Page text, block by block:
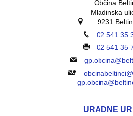
Občina
Mladinska
9231
02 541 35
02 541 35
URADNE